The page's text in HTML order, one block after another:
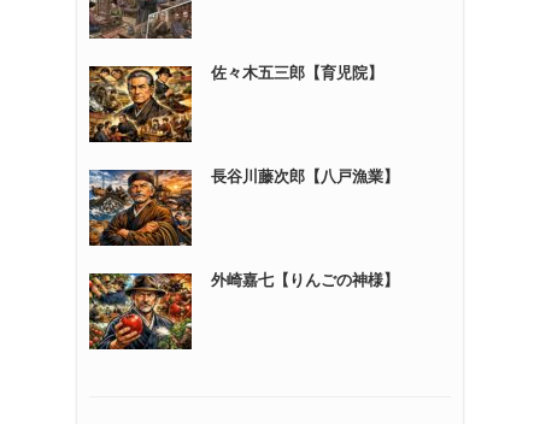
佐々木五三郎【育児院】
長谷川藤次郎【八戸漁業】
外崎嘉七【りんごの神様】